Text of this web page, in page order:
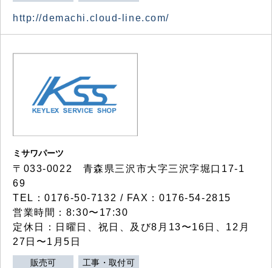
http://demachi.cloud-line.com/
ミサワパーツ
〒033-0022 青森県三沢市大字三沢字堀口17-1
69
TEL：0176-50-7132 / FAX：0176-54-2815
営業時間：8:30〜17:30
定休日：日曜日、祝日、及び8月13〜16日、12月
27日〜1月5日
販売可 工事・取付可